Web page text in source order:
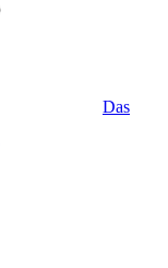
Das